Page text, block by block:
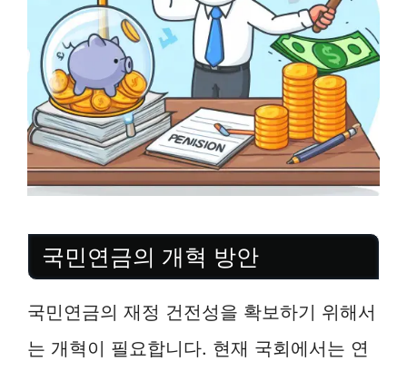
국민연금의 개혁 방안
국민연금의 재정 건전성을 확보하기 위해서
는 개혁이 필요합니다. 현재 국회에서는 연